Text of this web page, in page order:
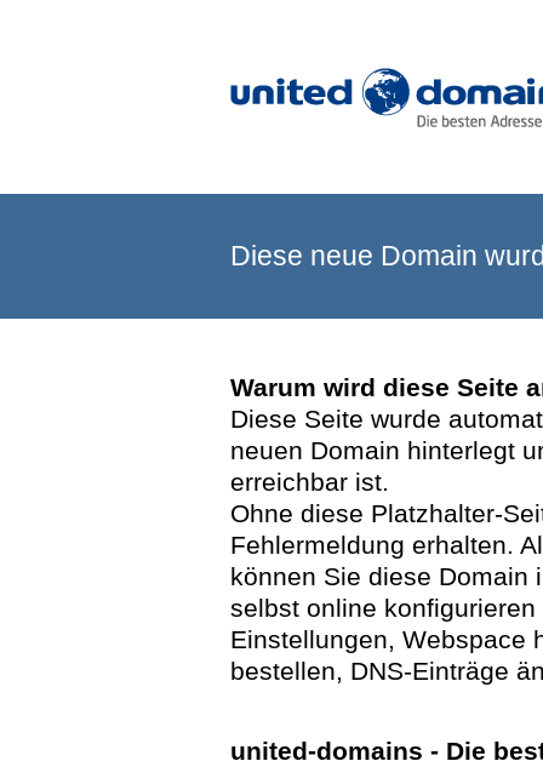
Diese neue Domain
Warum wird diese Seite
Diese Seite wurde
neuen Domain hinterlegt
erreichbar ist.
Ohne diese Platzhalter-
Fehlermeldung erhalten.
können Sie diese Domain
selbst online
Einstellungen, Webspace
bestellen, DNS-Einträge
united-domains - Die